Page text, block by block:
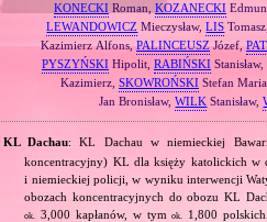
KONECKI Roman, KOZANECKI
LEWANDOWICZ Mieczysław,LIS
Kazimierz Alfons,PALINCEUSZJózef,
PYSZYŃSKIHipolit, RABIŃSKIStanisław,
Kazimierz, SKOWROŃSKIStefan
Jan Bronisław,WILK Stanisław,
KL Dachau: KL Dachau w niemieckiej
koncentracyjny) KL dla księży katolickich w
i niemieckiej policji, w wyniku interwencji
obozach koncentracyjnych do obozu KL
ok. 3,000 kapłanów, w tymok. 1,800